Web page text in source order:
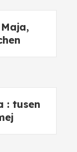
: tusen